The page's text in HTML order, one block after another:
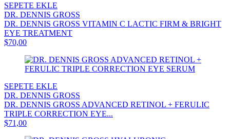
SEPETE EKLE
DR. DENNIS GROSS
DR. DENNIS GROSS VITAMIN C LACTIC FIRM & BRIGHT
EYE TREATMENT
$70,00
SEPETE EKLE
DR. DENNIS GROSS
DR. DENNIS GROSS ADVANCED RETINOL + FERULIC
TRIPLE CORRECTION EYE...
$71,00